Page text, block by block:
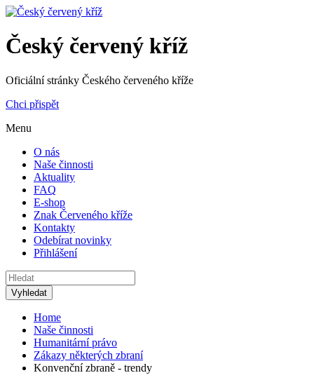
Český červený kříž
Oficiální stránky Českého červeného kříže
Chci přispět
Menu
O nás
Naše činnosti
Aktuality
FAQ
E-shop
Znak Červeného kříže
Kontakty
Odebírat novinky
Přihlášení
Home
Naše činnosti
Humanitární právo
Zákazy některých zbraní
Konvenční zbraně - trendy